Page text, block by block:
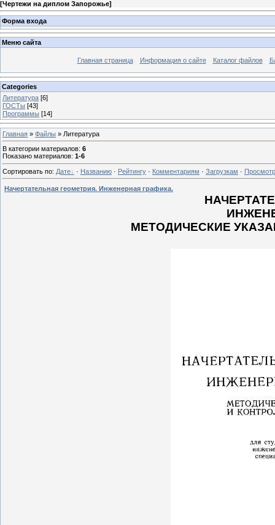
[Чертежи на диплом Запорожье]
Форма входа
Меню сайта
Главная страница Информация о сайте Каталог файлов
Categories
Литература [6]
ГОСТы [43]
Программы [14]
Главная » Файлы » Литература
В категории материалов: 6
Показано материалов: 1-6
Сортировать по: Дате · Названию · Рейтингу · Комментариям · Загрузкам ·
Начертательная геометрия. Инженерная графика.
МЕТОДИЧЕСКИЕ